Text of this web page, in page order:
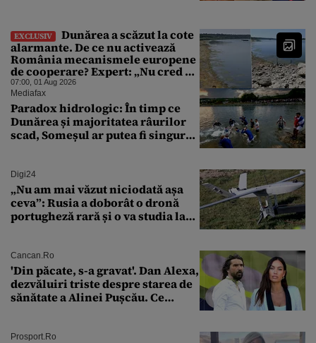
EXCLUSIV
Dunărea a scăzut la cote
alarmante. De ce nu activează
România mecanismele europene
de cooperare? Expert: „Nu cred că
a sta și a aștepta ploaia reprezintă
o strategie viabilă”
07:00, 01 Aug 2026
Mediafax
Paradox hidrologic: În timp ce
Dunărea și majoritatea râurilor
scad, Someșul ar putea fi singurul
Digi24
„Nu am mai văzut niciodată așa
ceva”: Rusia a doborât o dronă
portugheză rară și o va studia la
Cancan.ro
'Din păcate, s-a gravat'. Dan Alexa,
dezvăluiri triste despre starea de
sănătate a Alinei Pușcău. Ce
Prosport.ro